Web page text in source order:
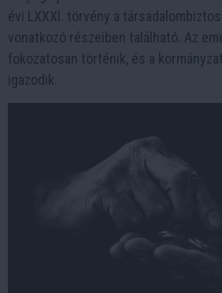
évi LXXXI. törvény a
vonatkozó részeiben található. Az
fokozatosan történik, és a
igazodik.